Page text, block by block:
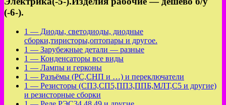
(-6-).
1 — Диоды, светодиоды, диодные
сборки,тиристоры,оптопары и другое.
1 — Зарубежные детали — разные
1 — Конденсаторы все виды
1 — Лампы и герконы
1 — Разъёмы (РС,СНП и …) и переключатели
1 — Резисторы (СП3,СП5,ПП3,ППБ,МЛТ,С5 и другие)
и резисторные сборки